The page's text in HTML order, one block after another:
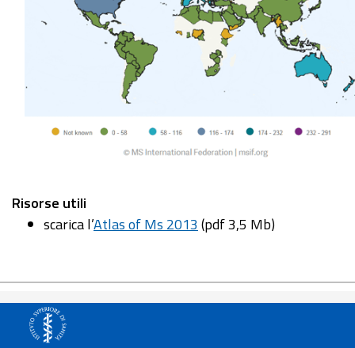
Risorse utili
scarica l’Atlas of Ms 2013 (pdf 3,5 Mb)